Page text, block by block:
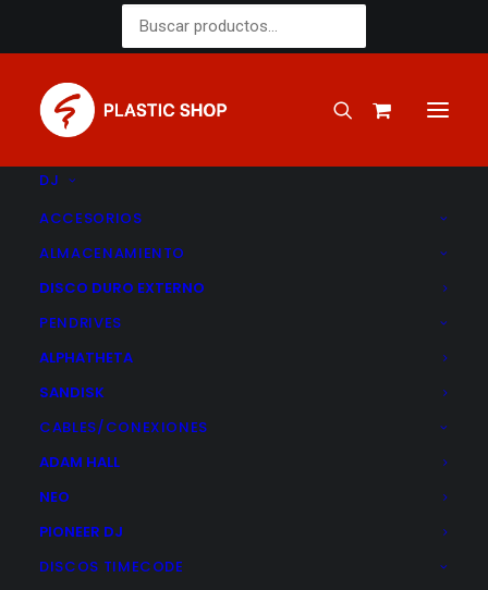
Buscar
por:
DJ
ACCESORIOS
ALMACENAMIENTO
DISCO DURO EXTERNO
PENDRIVES
ALPHATHETA
SANDISK
CABLES/CONEXIONES
ADAM HALL
NEO
PIONEER DJ
DISCOS TIMECODE